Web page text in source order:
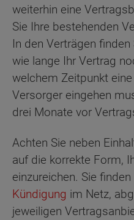
weiterhin eine
Sie Ihre bestehenden
In den Verträgen
wie lange Ihr Vertrag
welchem Zeitpunkt
Versorger eingehen
drei Monate vor
Achten Sie neben
auf die korrekte Form,
einzureichen. Sie finden
Kündigung im Netz,
jeweiligen